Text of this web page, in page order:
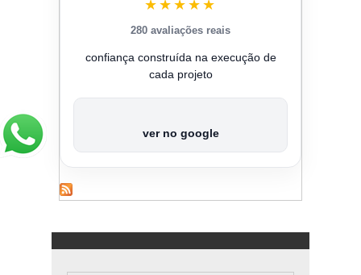
★★★★★
280 avaliações reais
confiança construída na execução de
cada projeto
ver no google